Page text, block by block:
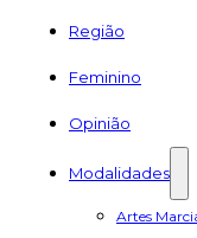
Região
Feminino
Opinião
Modalidades
Artes